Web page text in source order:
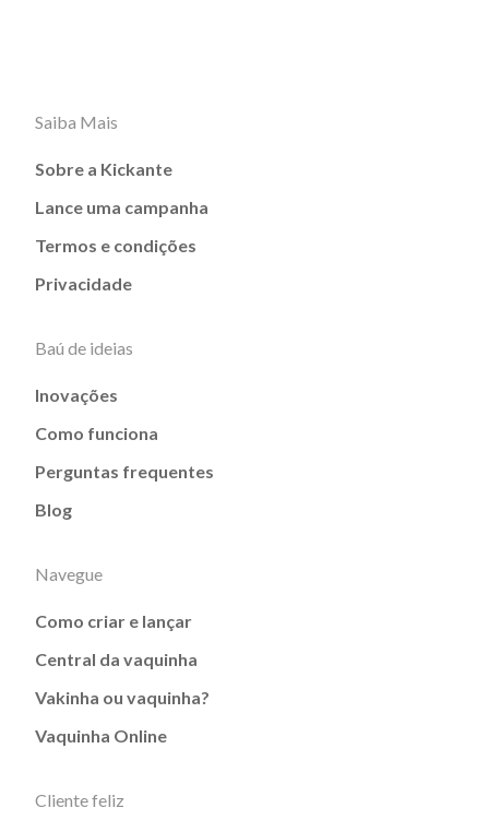
Saiba Mais
Sobre a Kickante
Lance uma campanha
Termos e condições
Privacidade
Baú de ideias
Inovações
Como funciona
Perguntas frequentes
Blog
Navegue
Como criar e lançar
Central da vaquinha
Vakinha ou vaquinha?
Vaquinha Online
Cliente feliz